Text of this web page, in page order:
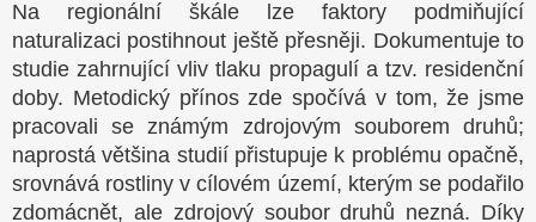
Na regionální škále lze faktory podmiňující
naturalizaci postihnout ještě přesněji. Dokumentuje to
studie zahrnující vliv tlaku propagulí a tzv. residenční
doby. Metodický přínos zde spočívá v tom, že jsme
pracovali se známým zdrojovým souborem druhů;
naprostá většina studií přistupuje k problému opačně,
srovnává rostliny v cílovém území, kterým se podařilo
zdomácnět, ale zdrojový soubor druhů nezná. Díky